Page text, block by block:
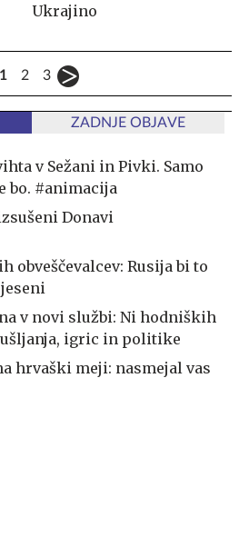
Ukrajino
1 2 3
ZADNJE OBJAVE
v Sežani in Pivki. Samo
bo. #animacija
Donavi
obveščevalcev: Rusija bi to
v novi službi: Ni hodniških
igric in politike
hrvaški meji: nasmejal vas